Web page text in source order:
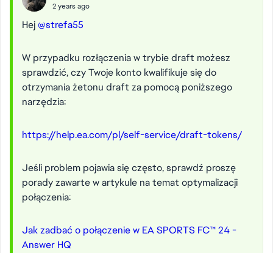
2 years ago
Hej @strefa55
W przypadku rozłączenia w trybie draft możesz
sprawdzić, czy Twoje konto kwalifikuje się do
otrzymania żetonu draft za pomocą poniższego
narzędzia:
https://help.ea.com/pl/self-service/draft-tokens/
Jeśli problem pojawia się często, sprawdź proszę
porady zawarte w artykule na temat optymalizacji
połączenia:
Jak zadbać o połączenie w EA SPORTS FC™ 24 -
Answer HQ